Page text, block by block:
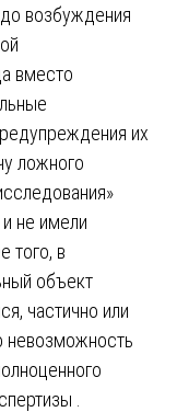
возбуждения
вместо
их
ложного
не имели
того, в
объект
частично или
невозможность
.